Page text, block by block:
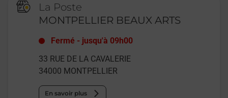
La Poste
MONTPELLIER BEAUX ARTS
Fermé - jusqu'à 09h00
33 RUE DE LA CAVALERIE
34000 MONTPELLIER
En savoir plus